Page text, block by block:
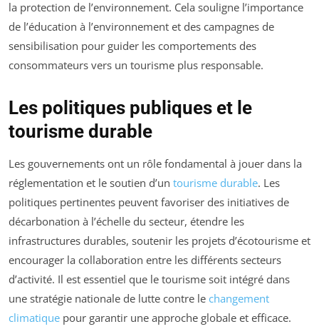
la protection de l’environnement. Cela souligne l’importance
de l’éducation à l’environnement et des campagnes de
sensibilisation pour guider les comportements des
consommateurs vers un tourisme plus responsable.
Les politiques publiques et le
tourisme durable
Les gouvernements ont un rôle fondamental à jouer dans la
réglementation et le soutien d’un tourisme durable. Les
politiques pertinentes peuvent favoriser des initiatives de
décarbonation à l’échelle du secteur, étendre les
infrastructures durables, soutenir les projets d’écotourisme et
encourager la collaboration entre les différents secteurs
d’activité. Il est essentiel que le tourisme soit intégré dans
une stratégie nationale de lutte contre le changement
climatique pour garantir une approche globale et efficace.